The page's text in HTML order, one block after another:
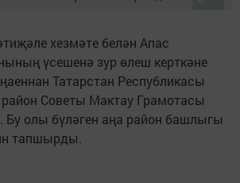
хезмәте белән Апас
үсешенә зур өлеш керткәне
Татарстан Республикасы
Советы Мактау Грамотасы
Бу олы бүләген аңа район башлыгы
тапшырды.